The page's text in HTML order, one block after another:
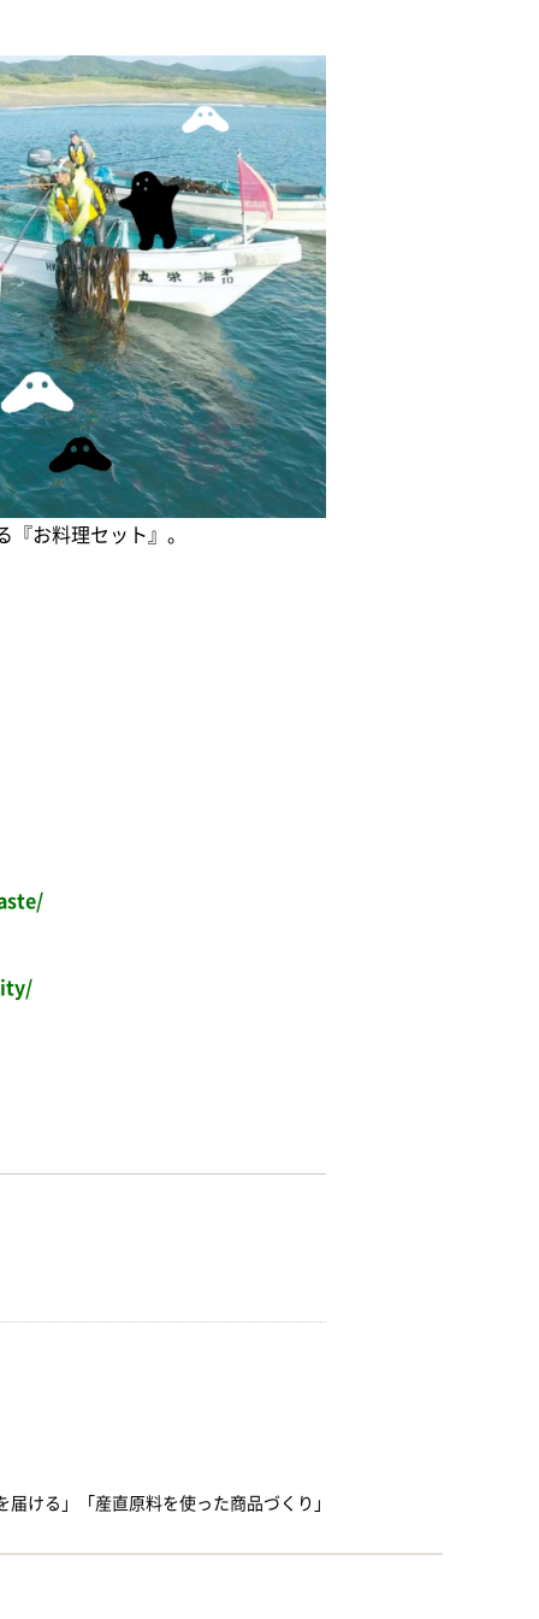
お料理セット』。
ける」「産直原料を使った商品づくり」